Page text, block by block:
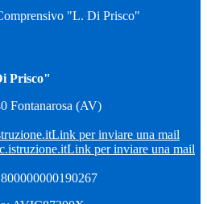
"L. Di Prisco"
Prisco"
Fontanarosa (AV)
Link per inviare una mail
Link per inviare una mail